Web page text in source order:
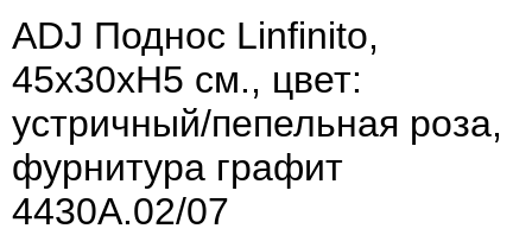
ADJ Поднос Linfinito,
45x30xH5 см., цвет:
устричный/пепельная роза,
фурнитура графит
4430A.02/07